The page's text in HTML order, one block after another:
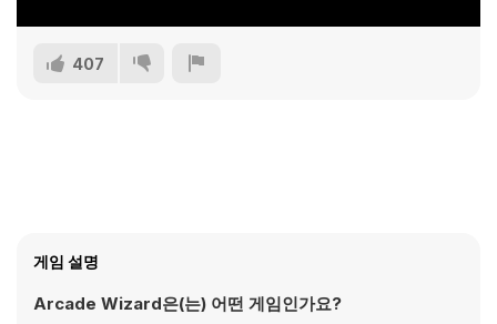
407
게임 설명
Arcade Wizard은(는) 어떤 게임인가요?